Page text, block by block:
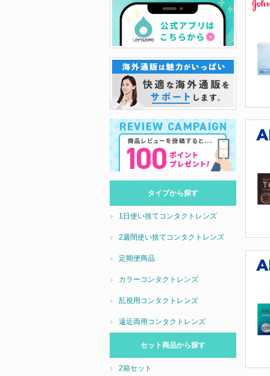
タイプから探す
1日使い捨てコンタクトレンズ
2週間使い捨てコンタクトレンズ
定期便商品
カラーコンタクトレンズ
乱視用コンタクトレンズ
遠近両用コンタクトレンズ
セット商品から探す
2箱セット